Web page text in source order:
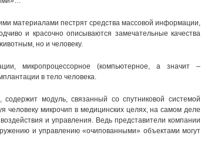
материалами пестрят средства массовой информации,
и красочно описываются замечательные качества
но и человеку.
микропроцессорное (компьютерное, а значит –
в тело человека.
модуль, связанный со спутниковой системой
человеку микрочип в медицинских целях, на самом деле
и управления. Ведь представители компании
и управлению «очипованными» объектами могут